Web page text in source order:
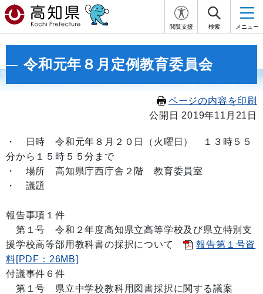
閲覧支援 検索 メニュー
令和元年８月定例教育委員会
ページの内容を印刷
公開日 2019年11月21日
・
日時 令和元年８月２０日（火曜日） １３時５５
分から１５時５５分まで
・ 場所 高知県庁西庁舎２階 教育委員室
・ 議題
報告事項１件
第１号 令和２年度高知県立高等学校及び県立特別支
援学校高等部用教科書の採択について
報告第１号資
料[PDF：26MB]
付議事件６件
第１号 県立中学校教科用図書採択に関する議案